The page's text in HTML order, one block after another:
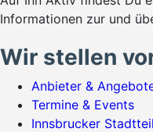
Informationen zur und
Wir stellen
Anbieter &
Termine & Events
Innsbrucker